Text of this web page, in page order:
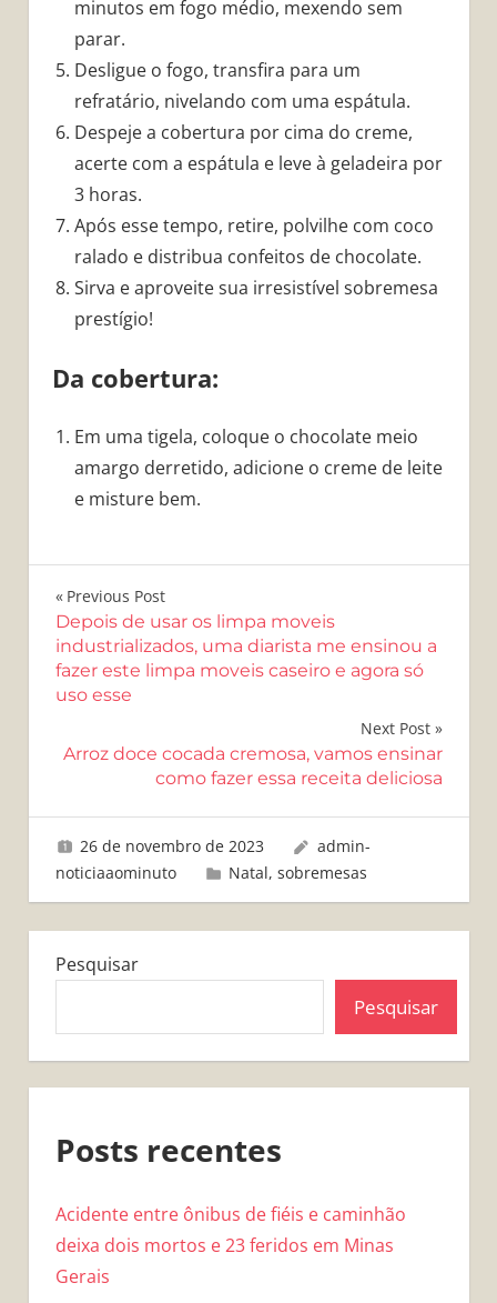
minutos em fogo médio, mexendo sem
parar.
Desligue o fogo, transfira para um
refratário, nivelando com uma espátula.
Despeje a cobertura por cima do creme,
acerte com a espátula e leve à geladeira por
3 horas.
Após esse tempo, retire, polvilhe com coco
ralado e distribua confeitos de chocolate.
Sirva e aproveite sua irresistível sobremesa
prestígio!
Da cobertura:
Em uma tigela, coloque o chocolate meio
amargo derretido, adicione o creme de leite
e misture bem.
Navegação
de
Post
Previous Post
Depois de usar os limpa moveis
industrializados, uma diarista me ensinou a
fazer este limpa moveis caseiro e agora só
uso esse
Next Post
Arroz doce cocada cremosa, vamos ensinar
como fazer essa receita deliciosa
26 de novembro de 2023
admin-
noticiaaominuto
Natal,sobremesas
Pesquisar
Pesquisar
Posts recentes
Acidente entre ônibus de fiéis e caminhão
deixa dois mortos e 23 feridos em Minas
Gerais